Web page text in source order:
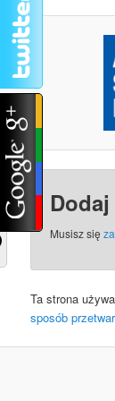
Musisz się
Ta strona
sposób